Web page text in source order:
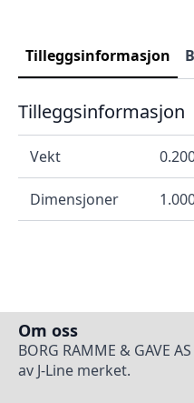
Tilleggsinformasjon
Tilleggsinformasjon
Vekt
Dimensjoner
Om oss
BORG RAMME & GAVE
av J-Line merket.